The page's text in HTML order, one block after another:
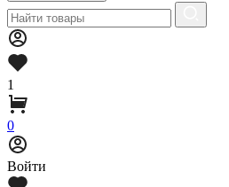
1
0
Войти